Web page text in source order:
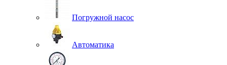
Погружной насос
Автоматика